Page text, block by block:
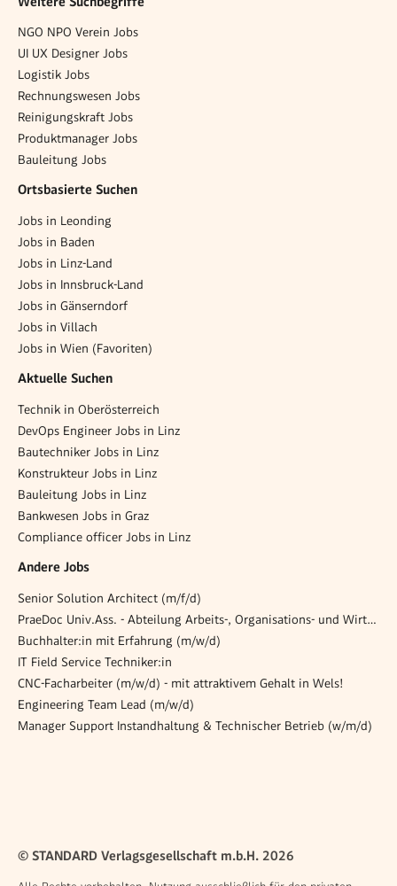
NGO NPO Verein Jobs
UI UX Designer Jobs
Logistik Jobs
Rechnungswesen Jobs
Reinigungskraft Jobs
Produktmanager Jobs
Bauleitung Jobs
Ortsbasierte Suchen
Jobs in Leonding
Jobs in Baden
Jobs in Linz-Land
Jobs in Innsbruck-Land
Jobs in Gänserndorf
Jobs in Villach
Jobs in Wien (Favoriten)
Aktuelle Suchen
Technik in Oberösterreich
DevOps Engineer Jobs in Linz
Bautechniker Jobs in Linz
Konstrukteur Jobs in Linz
Bauleitung Jobs in Linz
Bankwesen Jobs in Graz
Compliance officer Jobs in Linz
Andere Jobs
Senior Solution Architect (m/f/d)
PraeDoc Univ.Ass. - Abteilung Arbeits-, Organisations- und Wirtschaftspsychologie
Buchhalter:in mit Erfahrung (m/w/d)
IT Field Service Techniker:in
CNC-Facharbeiter (m/w/d) - mit attraktivem Gehalt in Wels!
Engineering Team Lead (m/w/d)
Manager Support Instandhaltung & Technischer Betrieb (w/m/d)
© STANDARD Verlagsgesellschaft m.b.H. 2026